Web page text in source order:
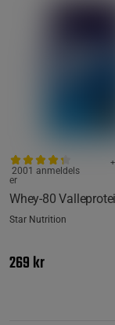
Whey-80
2001 anmeldels
er
Star Nutrition
269 kr